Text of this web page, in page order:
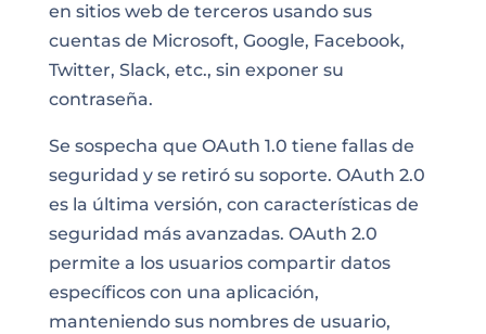
en sitios web de terceros usando sus
cuentas de Microsoft, Google, Facebook,
Twitter, Slack, etc., sin exponer su
contraseña.
Se sospecha que OAuth 1.0 tiene fallas de
seguridad y se retiró su soporte. OAuth 2.0
es la última versión, con características de
seguridad más avanzadas. OAuth 2.0
permite a los usuarios compartir datos
específicos con una aplicación,
manteniendo sus nombres de usuario,